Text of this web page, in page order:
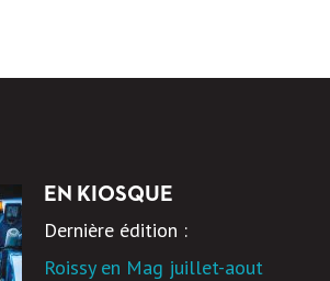
EN KIOSQUE
Dernière édition :
Roissy en Mag juillet-aout